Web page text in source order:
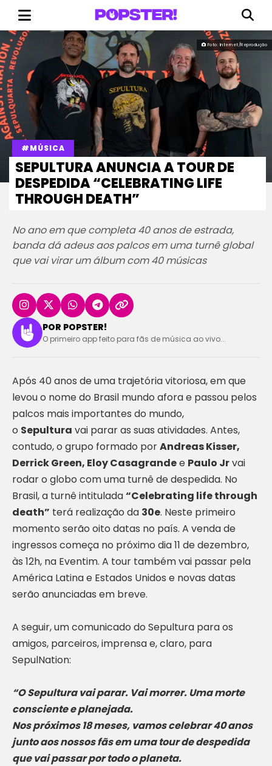
Foto: Internet/Reprodução
#MÚSICA
SEPULTURA ANUNCIA A TOUR DE
DESPEDIDA “CELEBRATING LIFE
THROUGH DEATH”
No ano em que completa 40 anos de estrada,
banda dá adeus aos palcos em uma turnê global
que vai virar um álbum com 40 músicas
POR POPSTER!
O primeiro app feito para fãs de música ao vivo...
Após 40 anos de uma trajetória vitoriosa, em que
levou o nome do Brasil mundo afora e passou pelos
palcos mais importantes do mundo,
o Sepultura vai parar as suas atividades. Antes,
contudo, o grupo formado porAndreas Kisser,
Derrick Green, Eloy Casagrandee Paulo Jrvai
rodar o globo com uma turnê de despedida. No
Brasil, a turnê intitulada“Celebrating life through
death” terá realização da 30e. Neste primeiro
momento serão oito datas no país. A venda de
ingressos começa no próximo dia 11 de dezembro,
às 12h, na Eventim. A tour também vai passar pela
América Latina e Estados Unidos e novas datas
serão anunciadas em breve.
A seguir, um comunicado do Sepultura para os
amigos, parceiros, imprensa e, claro, para
SepulNation:
“O Sepultura vai parar. Vai morrer. Uma morte
consciente e planejada.
Nos próximos 18 meses, vamos celebrar 40 anos
junto aos nossos fãs em uma tour de despedida
que vai passar por todo o planeta.